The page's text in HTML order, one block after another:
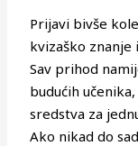
Prijavi bivše
kvizaško znanje
Sav prihod
budućih
sredstva za
Ako nikad do